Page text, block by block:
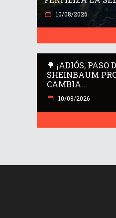
10/08/2026
🌳 ¡ADIÓS, PASO
SHEINBAUM
CAMBIA...
10/08/2026